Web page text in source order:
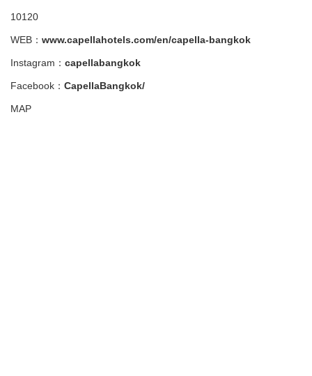
10120
WEB： www.capellahotels.com/en/capella-bangkok
Instagram： capellabangkok
Facebook： CapellaBangkok/
MAP